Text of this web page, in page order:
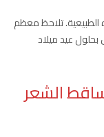
تلاحظ معظم
عيد ميلاد
الشعر